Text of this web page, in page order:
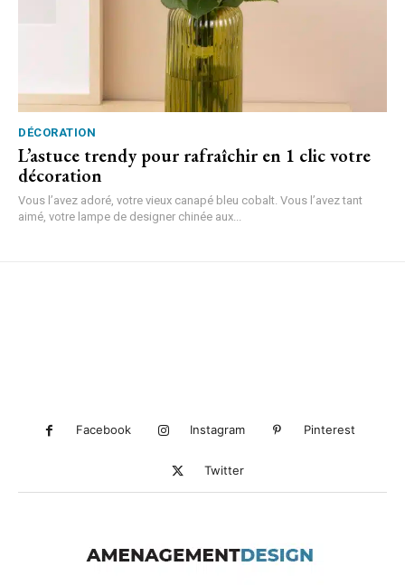
DÉCORATION
L’astuce trendy pour rafraîchir en 1 clic votre
décoration
Vous l’avez adoré, votre vieux canapé bleu cobalt. Vous l’avez tant
aimé, votre lampe de designer chinée aux...
Facebook Instagram Pinterest
Twitter